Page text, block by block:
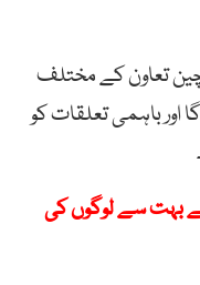
تعاون کے مختلف
اور باہمی تعلقات کو
بہت سے لوگوں کی